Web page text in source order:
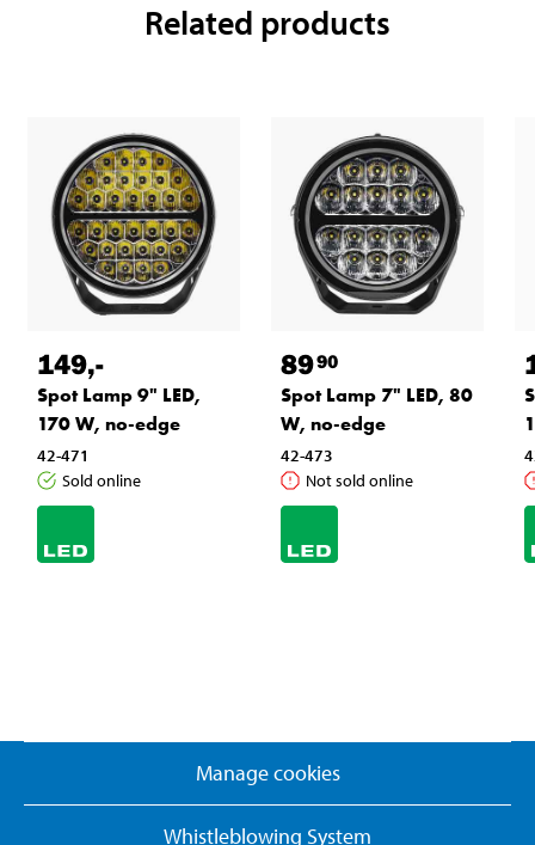
Related products
149,-
Spot Lamp 9" LED,
170 W, no-edge
42-471
Sold online
8990
Spot Lamp 7" LED, 80
W, no-edge
42-473
Not sold online
Manage cookies
Whistleblowing System